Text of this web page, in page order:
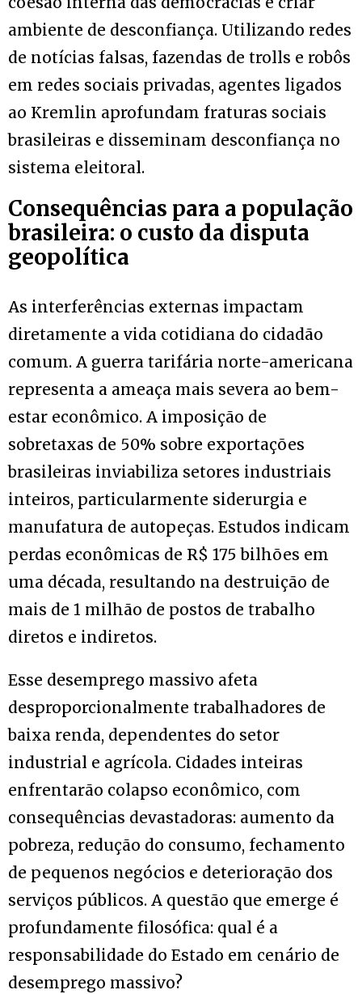
ambiente de desconfiança. Utilizando redes
de notícias falsas, fazendas de trolls e robôs
em redes sociais privadas, agentes ligados
ao Kremlin aprofundam fraturas sociais
brasileiras e disseminam desconfiança no
sistema eleitoral.
Consequências para a população
brasileira: o custo da disputa
geopolítica
As interferências externas impactam
diretamente a vida cotidiana do cidadão
comum. A guerra tarifária norte-americana
representa a ameaça mais severa ao bem-
estar econômico. A imposição de
sobretaxas de 50% sobre exportações
brasileiras inviabiliza setores industriais
inteiros, particularmente siderurgia e
manufatura de autopeças. Estudos indicam
perdas econômicas de R$ 175 bilhões em
uma década, resultando na destruição de
mais de 1 milhão de postos de trabalho
diretos e indiretos.
Esse desemprego massivo afeta
desproporcionalmente trabalhadores de
baixa renda, dependentes do setor
industrial e agrícola. Cidades inteiras
enfrentarão colapso econômico, com
consequências devastadoras: aumento da
pobreza, redução do consumo, fechamento
de pequenos negócios e deterioração dos
serviços públicos. A questão que emerge é
profundamente filosófica: qual é a
responsabilidade do Estado em cenário de
desemprego massivo?